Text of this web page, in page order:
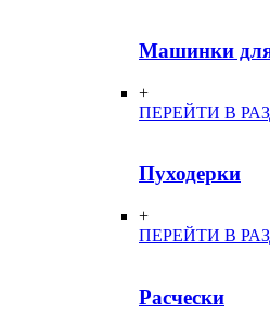
Машинки
+
ПЕРЕЙТИ В
Пуходерки
+
ПЕРЕЙТИ В
Расчески